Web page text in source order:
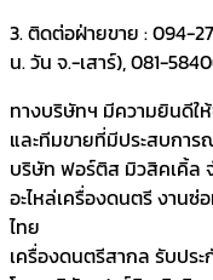
3. ติดต่อฝ่ายขาย : 094-
น. วัน จ.-เสาร์), 081-
ทางบริษัทฯ มีความยินดีใ
และทีมขายที่มีประสบการ
บริษัท ฟอร์ติส มิวสิคเคิ้ล
อะไหล่เครื่องดนตรี งานซ่
ไทย
เครื่องดนตรีสากล รับปร